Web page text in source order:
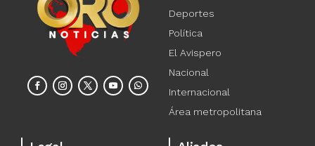
Deportes
Política
El Avispero
Nacional
Internacional
Área metropolitana